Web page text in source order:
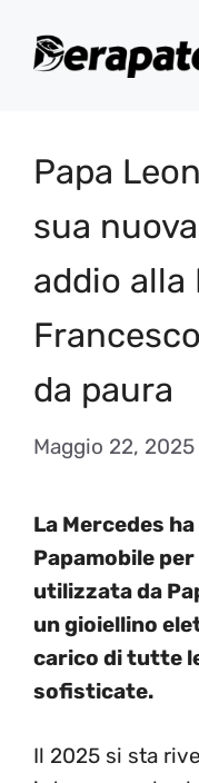
Papa
sua
addio alla
da paura
Maggio 22, 2025
La Mercedes
Papamobile
utilizzata da
un gioiellino
carico di tutte
sofisticate.
Il 2025 si sta